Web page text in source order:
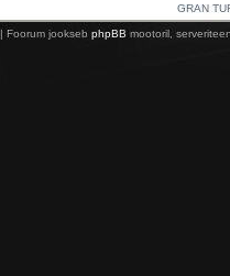
GRAN
| Foorum jookseb phpBB mootoril,